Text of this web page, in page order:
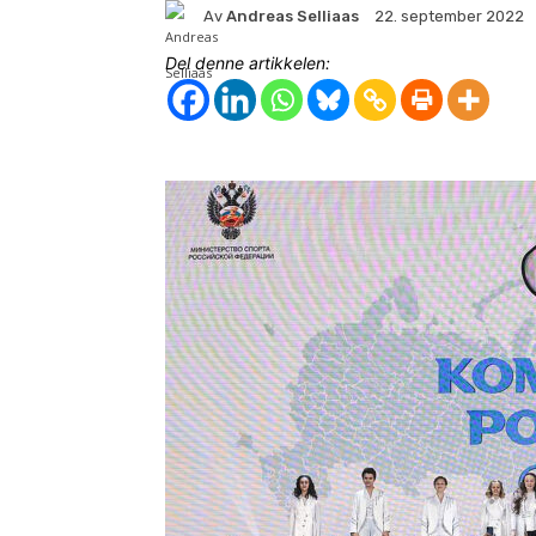
Av Andreas Selliaas 22. september 2022
Del denne artikkelen: